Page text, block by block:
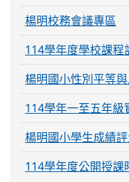
楊明校務會議專區
114學年度學校課程
楊明國小性別平等
114學年一至五年級
楊明國小學生成績
114學年度公開授課